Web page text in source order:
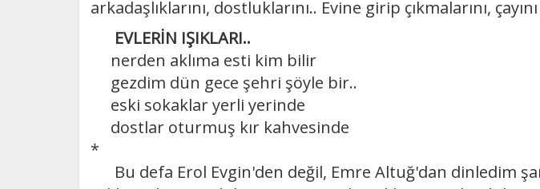
arkadaşlıklarını, dostluklarını.. Evine girip çıkmalarını,
EVLERİN IŞIKLARI..
nerden aklıma esti kim bilir
gezdim dün gece şehri şöyle bir..
eski sokaklar yerli yerinde
dostlar oturmuş kır kahvesinde
*
Bu defa Erol Evgin'den değil, Emre Altuğ'dan dinledim